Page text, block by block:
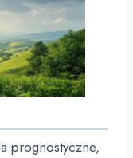
prognostyczne,